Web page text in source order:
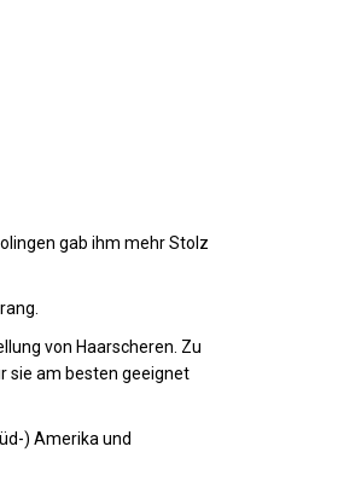
gab ihm mehr Stolz
von Haarscheren. Zu
sie am besten geeignet
) Amerika und